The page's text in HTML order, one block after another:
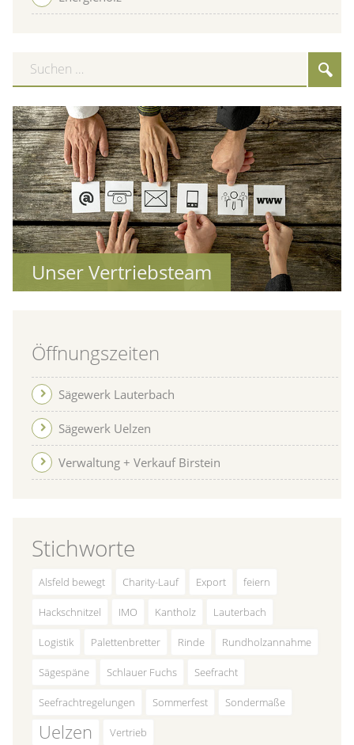
Suchen
Unser Vertriebsteam
Öffnungszeiten
Sägewerk Lauterbach
Sägewerk Uelzen
Verwaltung + Verkauf Birstein
Stichworte
Alsfeld bewegt Charity-Lauf Export feiern
Hackschnitzel IMO Kantholz Lauterbach
Logistik Palettenbretter Rinde Rundholzannahme
Sägespäne Schlauer Fuchs Seefracht
Seefrachtregelungen Sommerfest Sondermaße
Uelzen Vertrieb